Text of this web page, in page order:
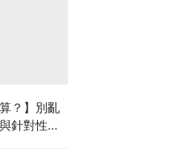
？】別亂
針對性營